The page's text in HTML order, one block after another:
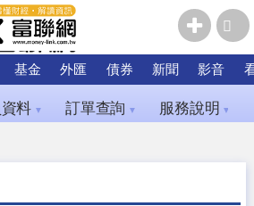
基金 外匯 債券 新聞 影音
料 ▼ 訂單查詢 ▼ 服務說明 ▼